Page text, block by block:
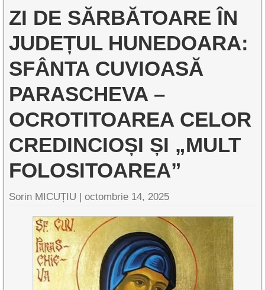
ZI DE SĂRBĂTOARE ÎN
JUDEȚUL HUNEDOARA:
SFÂNTA CUVIOASĂ
PARASCHEVA –
OCROTITOAREA CELOR
CREDINCIOȘI ȘI „MULT
FOLOSITOAREA”
Sorin MICUȚIU |octombrie 14, 2025